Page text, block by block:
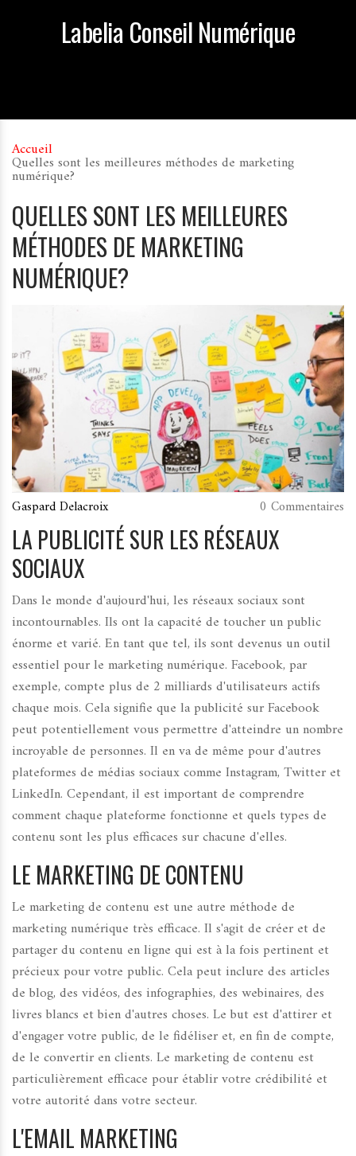
Labelia Conseil Numérique
Accueil
Quelles sont les meilleures méthodes de marketing
numérique?
QUELLES SONT LES MEILLEURES
MÉTHODES DE MARKETING
NUMÉRIQUE?
Gaspard Delacroix 0 Commentaires
LA PUBLICITÉ SUR LES RÉSEAUX
SOCIAUX
Dans le monde d'aujourd'hui, les réseaux sociaux sont
incontournables. Ils ont la capacité de toucher un public
énorme et varié. En tant que tel, ils sont devenus un outil
essentiel pour le marketing numérique. Facebook, par
exemple, compte plus de 2 milliards d'utilisateurs actifs
chaque mois. Cela signifie que la publicité sur Facebook
peut potentiellement vous permettre d'atteindre un nombre
incroyable de personnes. Il en va de même pour d'autres
plateformes de médias sociaux comme Instagram, Twitter et
LinkedIn. Cependant, il est important de comprendre
comment chaque plateforme fonctionne et quels types de
contenu sont les plus efficaces sur chacune d'elles.
LE MARKETING DE CONTENU
Le marketing de contenu est une autre méthode de
marketing numérique très efficace. Il s'agit de créer et de
partager du contenu en ligne qui est à la fois pertinent et
précieux pour votre public. Cela peut inclure des articles
de blog, des vidéos, des infographies, des webinaires, des
livres blancs et bien d'autres choses. Le but est d'attirer et
d'engager votre public, de le fidéliser et, en fin de compte,
de le convertir en clients. Le marketing de contenu est
particulièrement efficace pour établir votre crédibilité et
votre autorité dans votre secteur.
L'EMAIL MARKETING